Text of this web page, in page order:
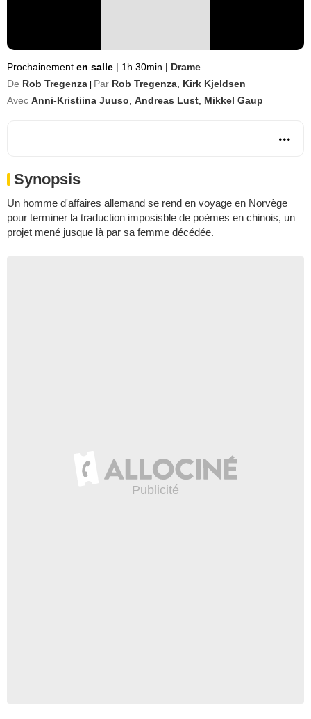
Prochainement en salle | 1h 30min | Drame
De Rob Tregenza Par Rob Tregenza Kirk Kjeldsen
Avec Anni-Kristiina Juuso Andreas Lust Mikkel Gaup
Synopsis
Un homme d'affaires allemand se rend en voyage en Norvège
pour terminer la traduction imposisble de poèmes en chinois, un
projet mené jusque là par sa femme décédée.